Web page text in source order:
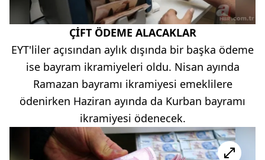
ÇİFT ÖDEME ALACAKLAR
EYT'liler açısından aylık dışında bir başka ödeme
ise bayram ikramiyeleri oldu. Nisan ayında
Ramazan bayramı ikramiyesi emeklilere
ödenirken Haziran ayında da Kurban bayramı
ikramiyesi ödenecek.